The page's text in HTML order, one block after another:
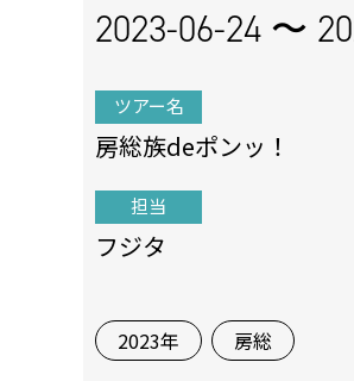
2023-06-24 〜
ツアー名
房総族deポンッ！
担当
フジタ
2023年 房総